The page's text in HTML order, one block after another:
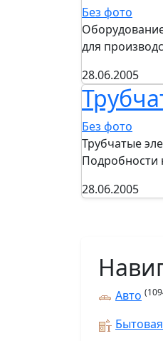
Без фото
для
28.06.2005
Без фото
Трубчатые
Подробности
28.06.2005
Авто